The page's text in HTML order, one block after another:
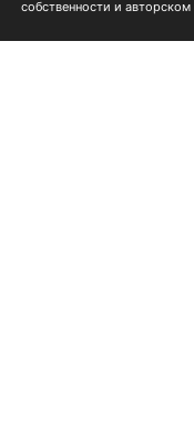
собственности и